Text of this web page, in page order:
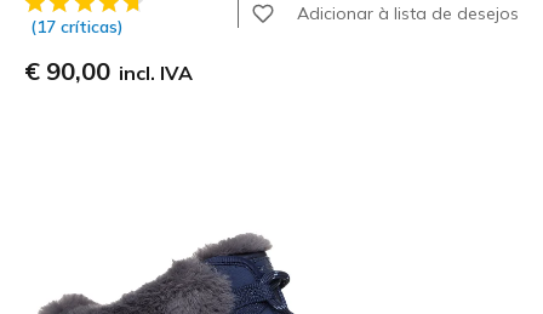
(17 críticas)
Adicionar à lista de desejos
€ 90,00 incl. IVA